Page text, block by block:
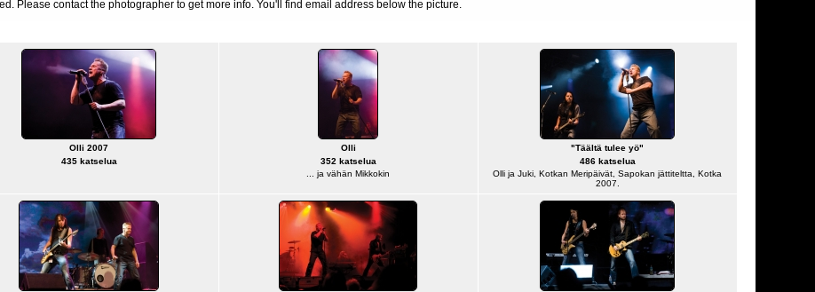
Please contact the photographer to get more info. You'll find email address below the picture.
Olli 2007
435 katselua
Olli
352 katselua
... ja vähän Mikkokin
"Täältä tulee yö"
486 katselua
Olli ja Juki, Kotkan Meripäivät, Sapokan jättiteltta, Kotka
2007.